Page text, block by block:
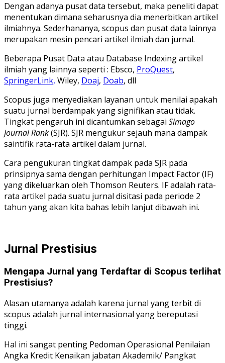
Dengan adanya pusat data tersebut, maka peneliti dapat
menentukan dimana seharusnya dia menerbitkan artikel
ilmiahnya. Sederhananya, scopus dan pusat data lainnya
merupakan mesin pencari artikel ilmiah dan jurnal.
Beberapa Pusat Data atau Database Indexing artikel
ilmiah yang lainnya seperti : Ebsco, ProQuest,
SpringerLink, Wiley, Doaj, Doab, dll
Scopus juga menyediakan layanan untuk menilai apakah
suatu jurnal berdampak yang signifikan atau tidak.
Tingkat pengaruh ini dicantumkan sebagai Simago
Journal Rank(SJR). SJR mengukur sejauh mana dampak
saintifik rata-rata artikel dalam jurnal.
Cara pengukuran tingkat dampak pada SJR pada
prinsipnya sama dengan perhitungan Impact Factor (IF)
yang dikeluarkan oleh Thomson Reuters. IF adalah rata-
rata artikel pada suatu jurnal disitasi pada periode 2
tahun yang akan kita bahas lebih lanjut dibawah ini.
Jurnal Prestisius
Mengapa Jurnal yang Terdaftar di Scopus terlihat
Prestisius?
Alasan utamanya adalah karena jurnal yang terbit di
scopus adalah jurnal internasional yang bereputasi
tinggi.
Hal ini sangat penting Pedoman Operasional Penilaian
Angka Kredit Kenaikan jabatan Akademik/ Pangkat